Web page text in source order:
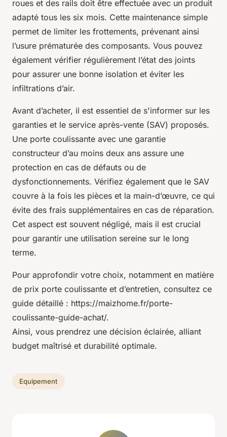
roues et des rails doit être effectuée avec un produit
adapté tous les six mois. Cette maintenance simple
permet de limiter les frottements, prévenant ainsi
l’usure prématurée des composants. Vous pouvez
également vérifier régulièrement l’état des joints
pour assurer une bonne isolation et éviter les
infiltrations d’air.
Avant d’acheter, il est essentiel de s'informer sur les
garanties et le service après-vente (SAV) proposés.
Une porte coulissante avec une garantie
constructeur d’au moins deux ans assure une
protection en cas de défauts ou de
dysfonctionnements. Vérifiez également que le SAV
couvre à la fois les pièces et la main-d’œuvre, ce qui
évite des frais supplémentaires en cas de réparation.
Cet aspect est souvent négligé, mais il est crucial
pour garantir une utilisation sereine sur le long
terme.
Pour approfondir votre choix, notamment en matière
de prix porte coulissante et d’entretien, consultez ce
guide détaillé : https://maizhome.fr/porte-
coulissante-guide-achat/.
Ainsi, vous prendrez une décision éclairée, alliant
budget maîtrisé et durabilité optimale.
Equipement